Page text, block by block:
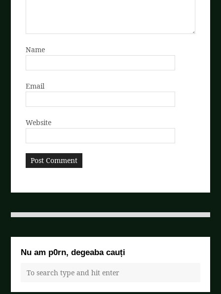
Name
Email
Website
Nu am p0rn, degeaba cauți